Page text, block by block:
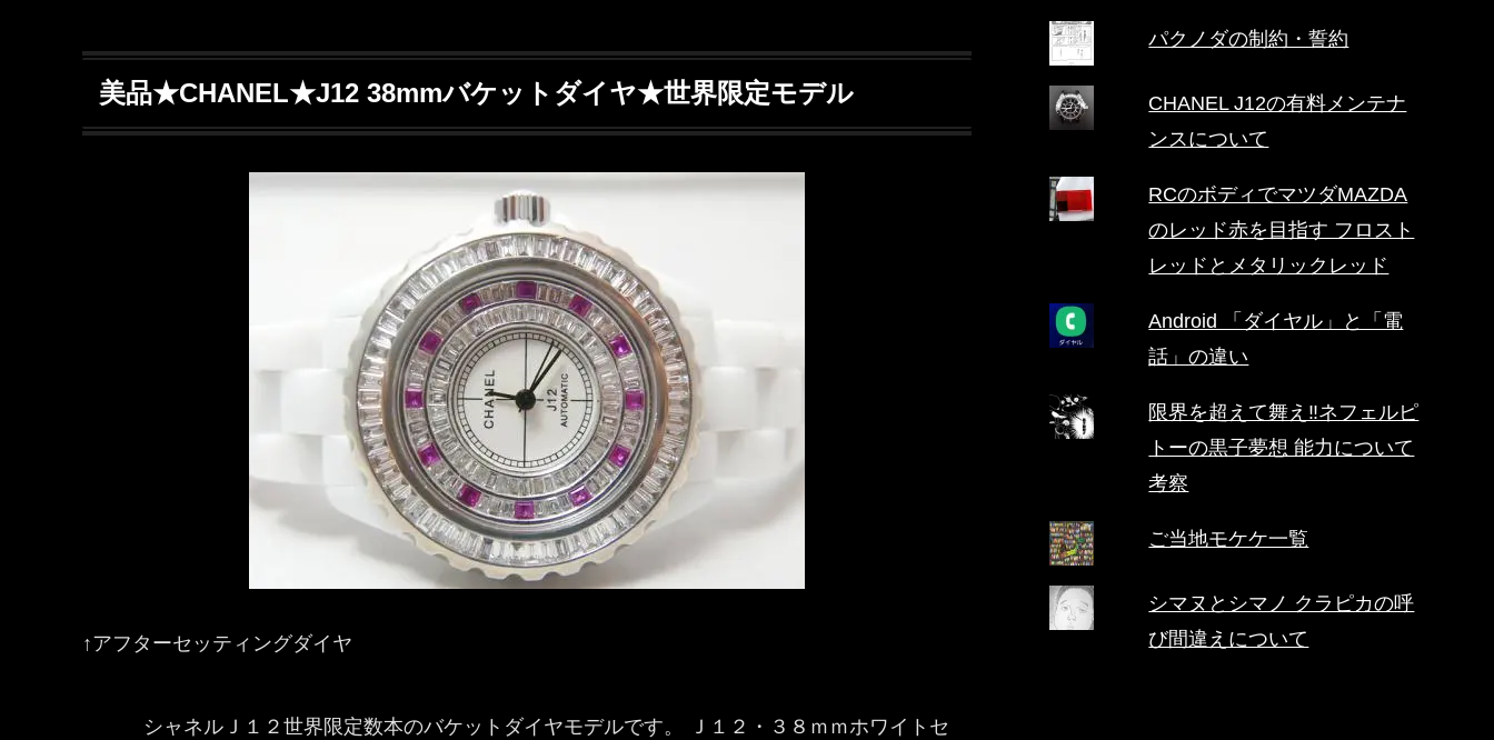
美品★CHANEL★J12 38mmバケットダイヤ★世界限定モデル
↑アフターセッティングダイヤ
シャネルＪ１２世界限定数本のバケットダイヤモデルです。 Ｊ１２・３８ｍｍホワイトセ
パクノダの制約・誓約
CHANEL J12の有料メンテナ
ンスについて
RCのボディでマツダMAZDA
のレッド赤を目指す フロスト
レッドとメタリックレッド
Android 「ダイヤル」と「電
話」の違い
限界を超えて舞え‼ネフェルピ
トーの黒子夢想 能力について
考察
ご当地モケケ一覧
シマヌとシマノ クラピカの呼
び間違えについて